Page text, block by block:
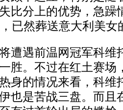
比分上的优势，急躁
已然葬送意大利美女
遇前温网冠军科维
胜。不过在红土赛场
身的情况来看，科维
也是苦战三盘。而且